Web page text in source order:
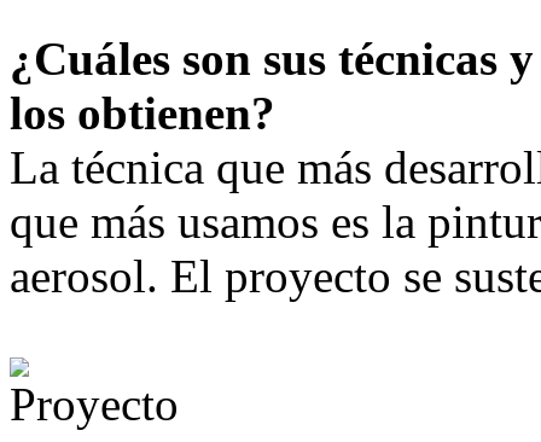
¿Cuáles son sus técnicas
los obtienen?
La técnica que más
que más usamos es la
aerosol. El proyecto se